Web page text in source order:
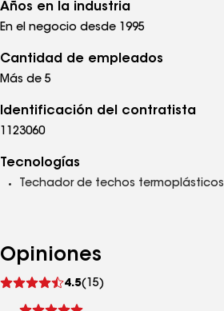
Años en la industria
En el negocio desde 1995
Cantidad de empleados
Más de 5
Identificación del contratista
1123060
Tecnologías
Techador de techos termoplásticos
Opiniones
4.5(15)
comentarios